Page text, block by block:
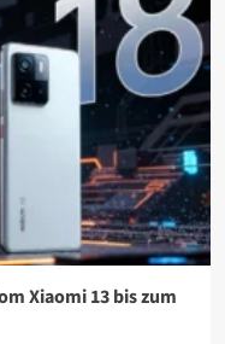
Xiaomi 13 bis zum